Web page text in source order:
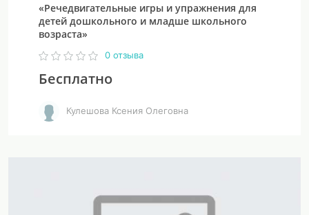
«Речедвигательные игры и упражнения для
детей дошкольного и младше школьного
возраста»
0 отзыва
Бесплатно
Кулешова Ксения Олеговна